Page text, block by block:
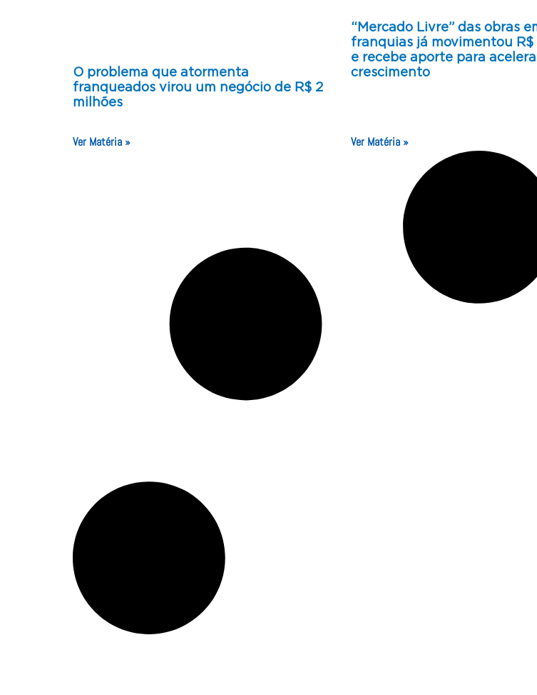
O problema que atormenta
franqueados virou um negócio de R$ 2
milhões
Ver Matéria »
“Mercado Livre” das obras
franquias já movimentou R$
e recebe aporte para
crescimento
Ver Matéria »